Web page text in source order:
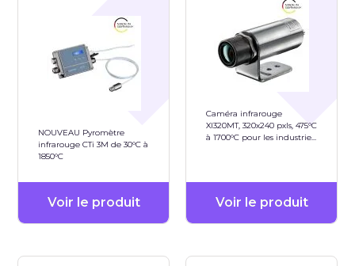
NOUVEAU Pyromètre
infrarouge CTi 3M de 30°C à
1850°C
Voir le produit
Caméra infrarouge
XI320MT, 320x240 pxls, 475°C
à 1700°C pour les industries
Voir le produit